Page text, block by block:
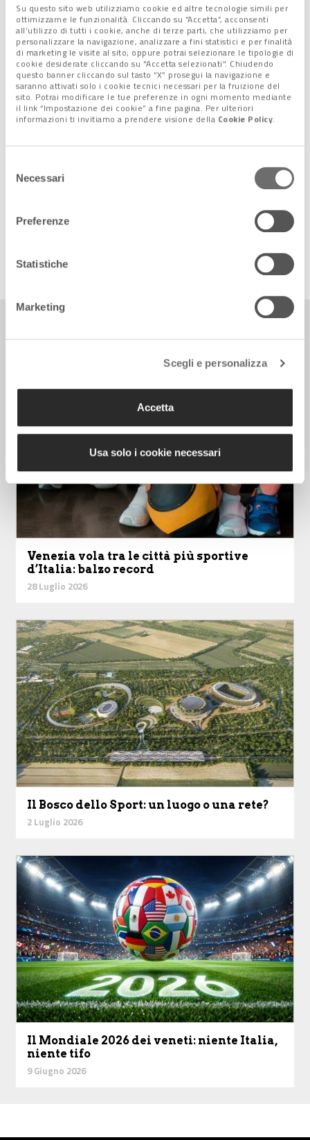
Su questo sito web utilizziamo cookie ed altre tecnologie simili per
ottimizzarne le funzionalità. Cliccando su “Accetta”, acconsenti
all’utilizzo di tutti i cookie, anche di terze parti, che utilizziamo per
personalizzare la navigazione, analizzare a fini statistici e per finalità
di marketing le visite al sito; oppure potrai selezionare le tipologie di
cookie desiderate cliccando su "Accetta selezionati". Chiudendo
questo banner cliccando sul tasto “X” prosegui la navigazione e
saranno attivati solo i cookie tecnici necessari per la fruizione del
sito. Potrai modificare le tue preferenze in ogni momento mediante
il link “Impostazione dei cookie” a fine pagina. Per ulteriori
informazioni ti invitiamo a prendere visione della Cookie Policy.
delNecessari
Preferenze
Statistiche
Marketing
Scegli e personalizza
Accetta
Usa solo i cookie necessari
Condividi l'articolo:
Share on Facebook
Share on Twitter
Share on E-Mail
Share on WhatsApp
Share on Telegram
Sport + TUTTE LE NEWS
Venezia vola tra le città più sportive
d’Italia: balzo record
28 Luglio 2026
Il Bosco dello Sport: un luogo o una rete?
2 Luglio 2026
Il Mondiale 2026 dei veneti: niente Italia,
niente tifo
9 Giugno 2026